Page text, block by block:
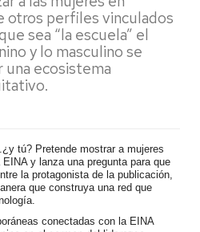
otros perfiles vinculados
sea “la escuela” el
y lo masculino se
una ecosistema
tú? Pretende mostrar a mujeres
y lanza una pregunta para que
la protagonista de la publicación,
que construya una red que
conectadas con la EINA